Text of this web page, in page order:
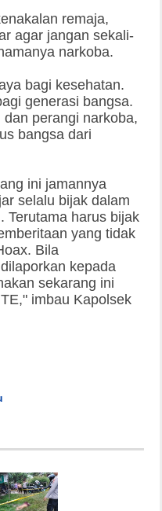
remaja,
agar jangan sekali-
narkoba.
bagi kesehatan.
generasi bangsa.
perangi narkoba,
bangsa dari
ini jamannya
selalu bijak dalam
Terutama harus bijak
yang tidak
Bila
kepada
sekarang ini
imbau Kapolsek